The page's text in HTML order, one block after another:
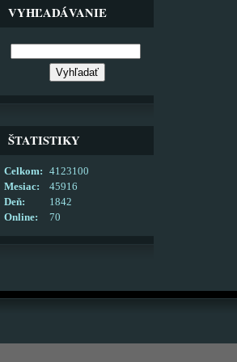
VYHĽADÁVANIE
ŠTATISTIKY
Online: 70
Celkom:
4123100
Mesiac:
45916
Deň:
1842